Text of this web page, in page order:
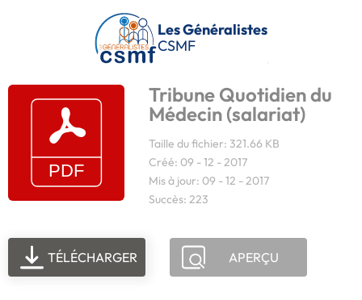
Passer au contenu principal
Les Généralistes
CSMF
Tribune Quotidien du
Médecin (salariat)
Taille du fichier: 321.66 KB
Créé: 09 - 12 - 2017
Mis à jour: 09 - 12 - 2017
Succès: 223
TÉLÉCHARGER APERÇU